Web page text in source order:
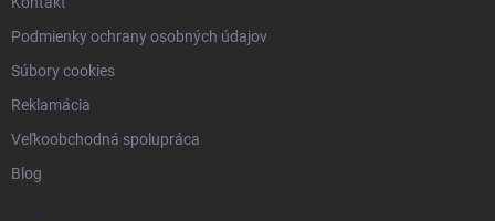
Podmienky ochrany osobných údajov
Súbory cookies
Reklamácia
Veľkoobchodná spolupráca
Blog